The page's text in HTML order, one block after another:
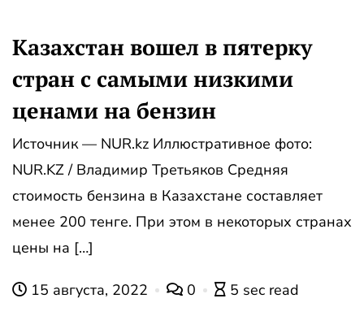
Казахстан вошел в пятерку
стран с самыми низкими
ценами на бензин
Источник — NUR.kz Иллюстративное фото:
NUR.KZ / Владимир Третьяков Средняя
стоимость бензина в Казахстане составляет
менее 200 тенге. При этом в некоторых странах
цены на […]
15 августа, 2022 0 5 sec read